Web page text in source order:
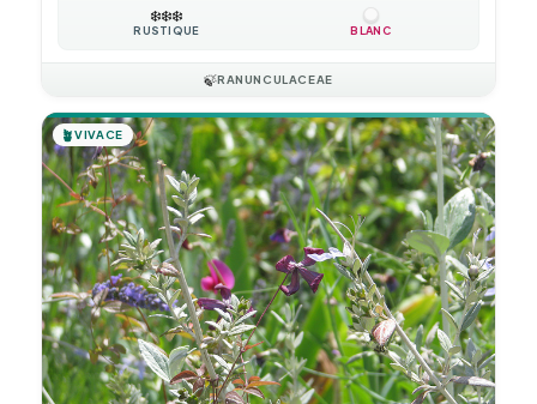
❄️❄️❄️
RUSTIQUE BLANC
🍃RANUNCULACEAE
🪴VIVACE